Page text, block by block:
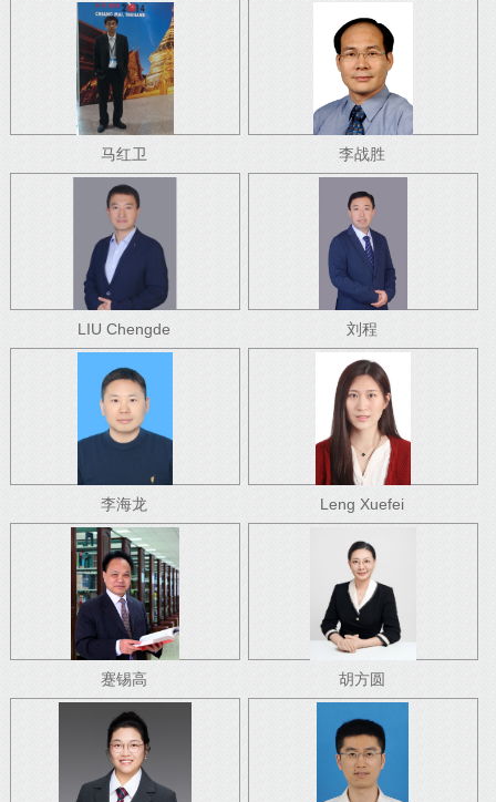
马红卫 李战胜
LIU Chengde 刘程
李海龙 Leng Xuefei
蹇锡高 胡方圆